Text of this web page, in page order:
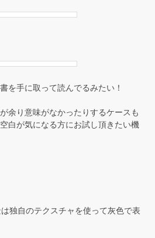
を手に取って読んでるみたい！
余り意味がなかったりするケースも
白が気になる方にお試し頂きたい機
独自のテクスチャを使って灰色で表